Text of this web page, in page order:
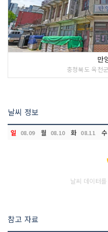
만
충청북도 옥천
날씨 정보
일 08.09 월 08.10 화 08.11 수
날씨 데이터
참고 자료